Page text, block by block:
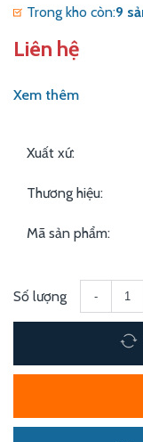
Trong kho còn:9
Liên hệ
Xem thêm
Xuất xứ:
Thương hiệu:
Mã sản phẩm:
Số lượng -